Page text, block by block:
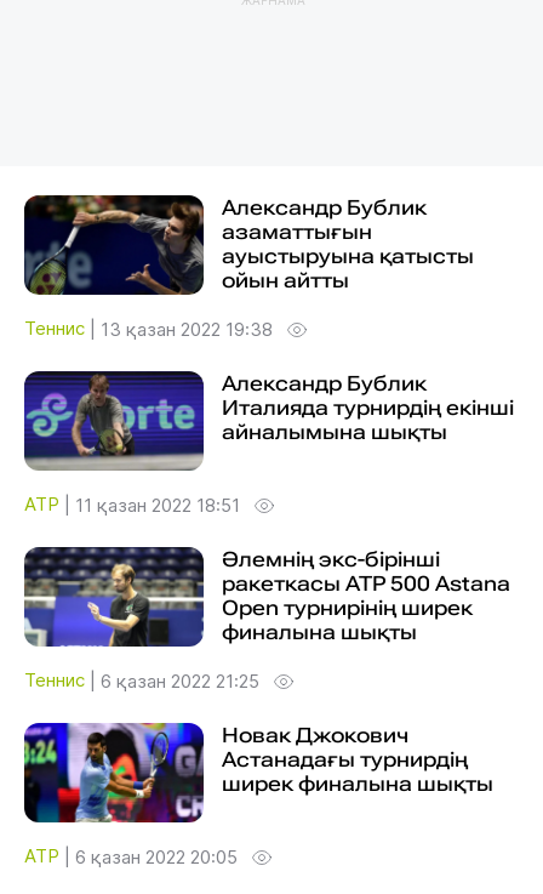
Александр Бублик
азаматтығын
ауыстыруына қатысты
ойын айтты
Теннис 13 қазан 2022 19:38
Александр Бублик
Италияда турнирдің екінші
айналымына шықты
ATP 11 қазан 2022 18:51
Әлемнің экс-бірінші
ракеткасы ATP 500 Astana
Open турнирінің ширек
финалына шықты
Теннис 6 қазан 2022 21:25
Новак Джокович
Астанадағы турнирдің
ширек финалына шықты
ATP 6 қазан 2022 20:05